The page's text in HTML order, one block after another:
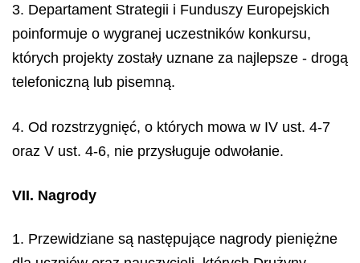
3. Departament Strategii i Funduszy Europejskich
poinformuje o wygranej uczestników konkursu,
których projekty zostały uznane za najlepsze - drogą
telefoniczną lub pisemną.
4. Od rozstrzygnięć, o których mowa w IV ust. 4-7
oraz V ust. 4-6, nie przysługuje odwołanie.
VII. Nagrody
1. Przewidziane są następujące nagrody pieniężne